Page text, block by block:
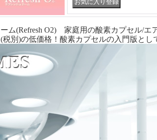
ム(Refresh O2) 家庭用の酸素カプセル/エ
税別)の低価格！酸素カプセルの入門版とし